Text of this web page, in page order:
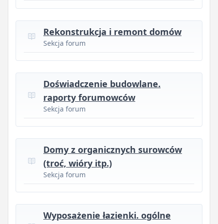
Rekonstrukcja i remont domów
Sekcja forum
Doświadczenie budowlane.
raporty forumowców
Sekcja forum
Domy z organicznych surowców
(troć, wióry itp.)
Sekcja forum
Wyposażenie łazienki. ogólne